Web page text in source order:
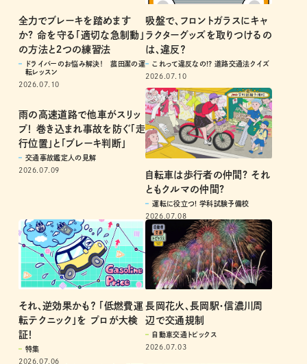
全力でブレーキを踏めます
か? 命を守る「適切な急制動」
の方法と２つの練習法
ドライバーのお悩み解決！ 菰田潔の運
転レッスン
吸盤で、フロントガラスにキャ
ラクターグッズを取りつけるの
は、違反？
これって違反なの!? 道路交通法クイズ
雨の高速道路で他車がスリッ
プ！ 巻き込まれ事故を防ぐ「走
行位置」と「ブレーキ判断」
交通事故鑑定人の見解
自転車は歩行者の仲間? それ
ともクルマの仲間?
運転に役立つ! 学科試験予備校
2026.07.08
それ、逆効果かも？ 「低燃費運
転テクニック」を プロが大検
証！
特集
長岡花火、長岡駅・信濃川周
辺で交通規制
自動車交通トピックス